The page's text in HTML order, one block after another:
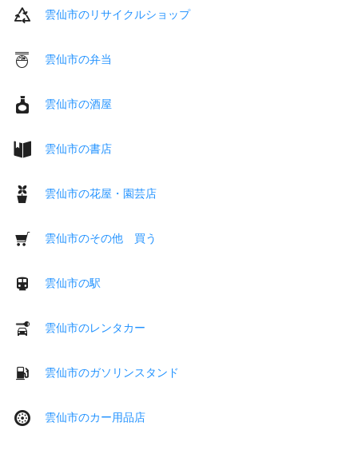
雲仙市のリサイクルショップ
雲仙市の弁当
雲仙市の酒屋
雲仙市の書店
雲仙市の花屋・園芸店
雲仙市のその他 買う
雲仙市の駅
雲仙市のレンタカー
雲仙市のガソリンスタンド
雲仙市のカー用品店